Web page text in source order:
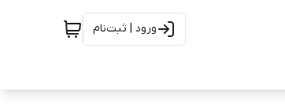
ورود | ثبت‌نام